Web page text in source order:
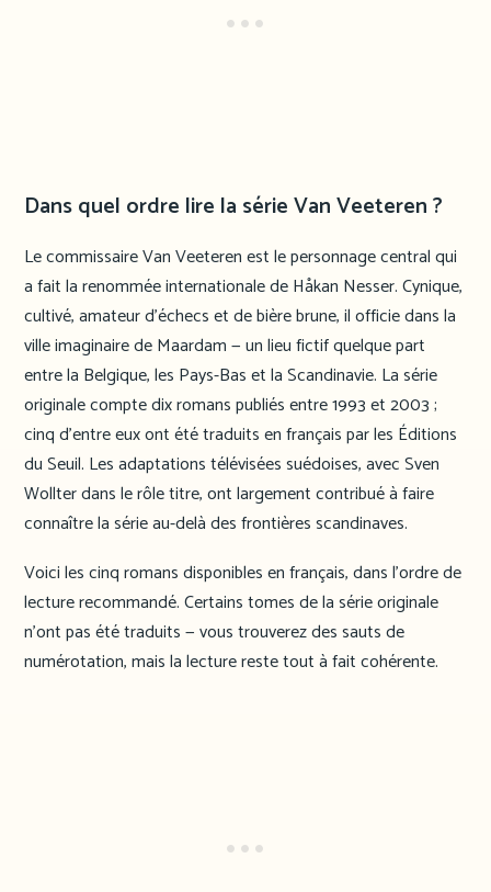
Dans quel ordre lire la série Van Veeteren ?
Le commissaire Van Veeteren est le personnage central qui
a fait la renommée internationale de Håkan Nesser. Cynique,
cultivé, amateur d’échecs et de bière brune, il officie dans la
ville imaginaire de Maardam — un lieu fictif quelque part
entre la Belgique, les Pays-Bas et la Scandinavie. La série
originale compte dix romans publiés entre 1993 et 2003 ;
cinq d’entre eux ont été traduits en français par les Éditions
du Seuil. Les adaptations télévisées suédoises, avec Sven
Wollter dans le rôle titre, ont largement contribué à faire
connaître la série au-delà des frontières scandinaves.
Voici les cinq romans disponibles en français, dans l’ordre de
lecture recommandé. Certains tomes de la série originale
n’ont pas été traduits — vous trouverez des sauts de
numérotation, mais la lecture reste tout à fait cohérente.